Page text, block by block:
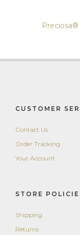
CUSTOMER
Contact Us
Order Tracking
Your Account
STORE
Shipping
Returns